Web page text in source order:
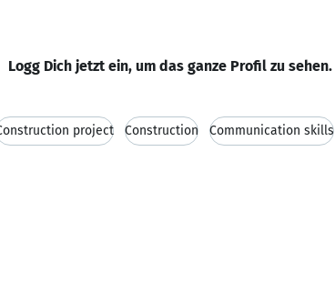
Logg Dich jetzt ein, um das ganze Profil zu sehen.
project Construction Communication skills